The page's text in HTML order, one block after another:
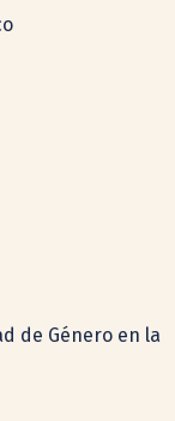
de Género en la